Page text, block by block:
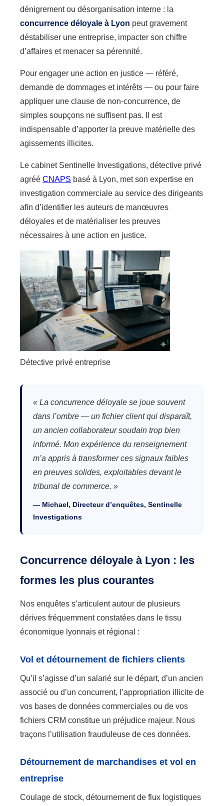
dénigrement ou désorganisation interne : la
concurrence déloyale à Lyon peut gravement
déstabiliser une entreprise, impacter son chiffre
d’affaires et menacer sa pérennité.
Pour engager une action en justice — référé,
demande de dommages et intérêts — ou pour faire
appliquer une clause de non-concurrence, de
simples soupçons ne suffisent pas. Il est
indispensable d’apporter la preuve matérielle des
agissements illicites.
Le cabinet Sentinelle Investigations, détective privé
agréé CNAPS basé à Lyon, met son expertise en
investigation commerciale au service des dirigeants
afin d’identifier les auteurs de manœuvres
déloyales et de matérialiser les preuves
nécessaires à une action en justice.
Détective privé entreprise
« La concurrence déloyale se joue souvent
dans l’ombre — un fichier client qui disparaît,
un ancien collaborateur soudain trop bien
informé. Mon expérience du renseignement
m’a appris à transformer ces signaux faibles
en preuves solides, exploitables devant le
tribunal de commerce. »
— Michael, Directeur d’enquêtes, Sentinelle
Investigations
Concurrence déloyale à Lyon : les
formes les plus courantes
Nos enquêtes s’articulent autour de plusieurs
dérives fréquemment constatées dans le tissu
économique lyonnais et régional :
Vol et détournement de fichiers clients
Qu’il s’agisse d’un salarié sur le départ, d’un ancien
associé ou d’un concurrent, l’appropriation illicite de
vos bases de données commerciales ou de vos
fichiers CRM constitue un préjudice majeur. Nous
traçons l’utilisation frauduleuse de ces données.
Détournement de marchandises et vol en
entreprise
Coulage de stock, détournement de flux logistiques